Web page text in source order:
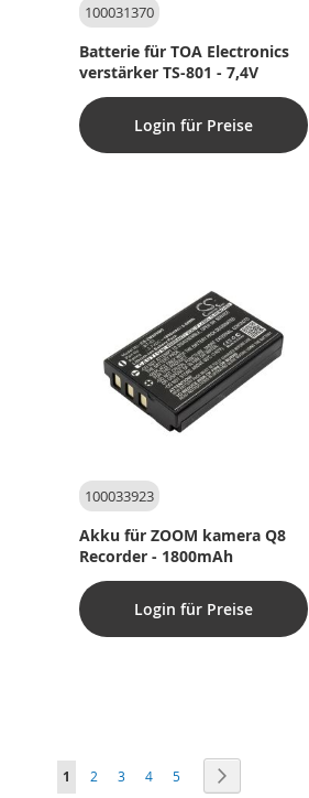
100031370
Batterie für TOA Electronics
verstärker TS-801 - 7,4V
Login für Preise
100033923
Akku für ZOOM kamera Q8
Recorder - 1800mAh
Login für Preise
Seite
Sie lesen gerade die Seite
1 Seite
2 Seite
3 Seite
4 Seite
5